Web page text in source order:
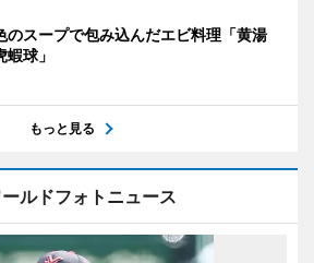
のスープで包み込んだエビ料理「黄湯
蝦球」
もっと見る
ールドフォトニュース